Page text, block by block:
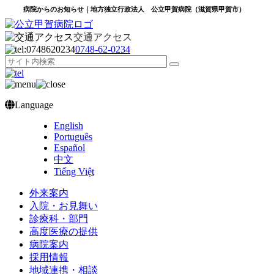
病院からのお知らせ｜地方独立行政法人 公立甲賀病院（滋賀県甲賀市）
交通アクセス
0748‐62‐0234
Language
English
Português
Español
中文
Tiếng Việt
外来案内
入院・お見舞い
診療科・部門
高度医療の提供
病院案内
採用情報
地域連携・相談